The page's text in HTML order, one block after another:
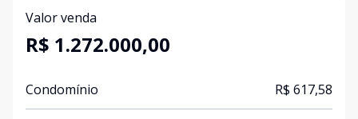
Valor venda
R$ 1.272.000,00
Condomínio R$ 617,58